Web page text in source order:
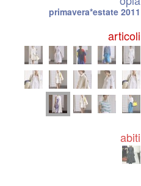
primavera*estate 2011
articoli
abiti